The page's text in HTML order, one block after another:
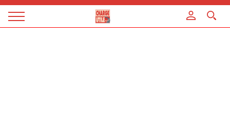
Magazine
Panneau de gestion des cookies